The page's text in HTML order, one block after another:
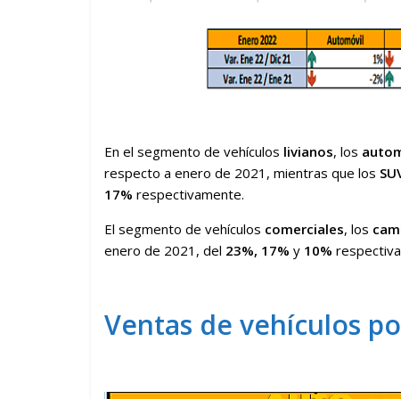
En el segmento de vehículos livianos, los
respecto a enero de 2021, mientras que los
17% respectivamente.
El segmento de vehículos comerciales, los
enero de 2021, del 23%, 17% y 10%
Ventas de vehículos